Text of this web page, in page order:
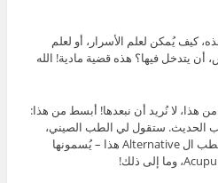
كيف يُمكن لعلم الأسرار، أو لعلم
يتدخل فيها؟ هذه قضية مادية! الله
هذا، لا نُريد أن نبعدها! أبسط من هذا:
الحديث. ستقول لي الطب الصيني،
والطب الهندي، وطب الأعشاب، والطب ال Alternative هذا – يُسمونها